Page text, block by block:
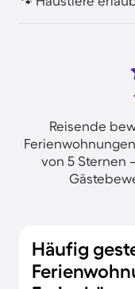
Reisende
von 5 Sternen
Häufig